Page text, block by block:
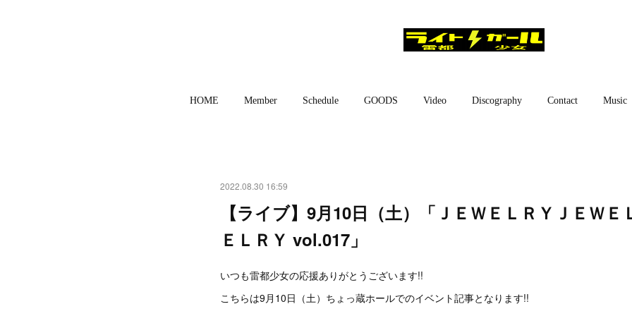
HOME Member Schedule GOODS Video Discography Contact Music
2022.08.30 16:59
【ライブ】9月10日（土）「ＪＥＷＥＬＲＹＪＥＷＥ
ＥＬＲＹ vol.017」
いつも雷都少女の応援ありがとうございます!!
こちらは9月10日（土）ちょっ蔵ホールでのイベント記事となります!!